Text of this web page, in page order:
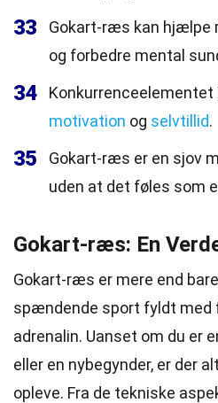
33
Gokart-ræs kan hjælpe
og forbedre mental
34
motivation og selvtillid.
35
Gokart-ræs er en sjov
uden at det føles som
Gokart-ræs: En
Gokart-ræs er mere end
spændende sport fyldt med
adrenalin. Uanset om du er
eller en nybegynder, er der
opleve. Fra de tekniske